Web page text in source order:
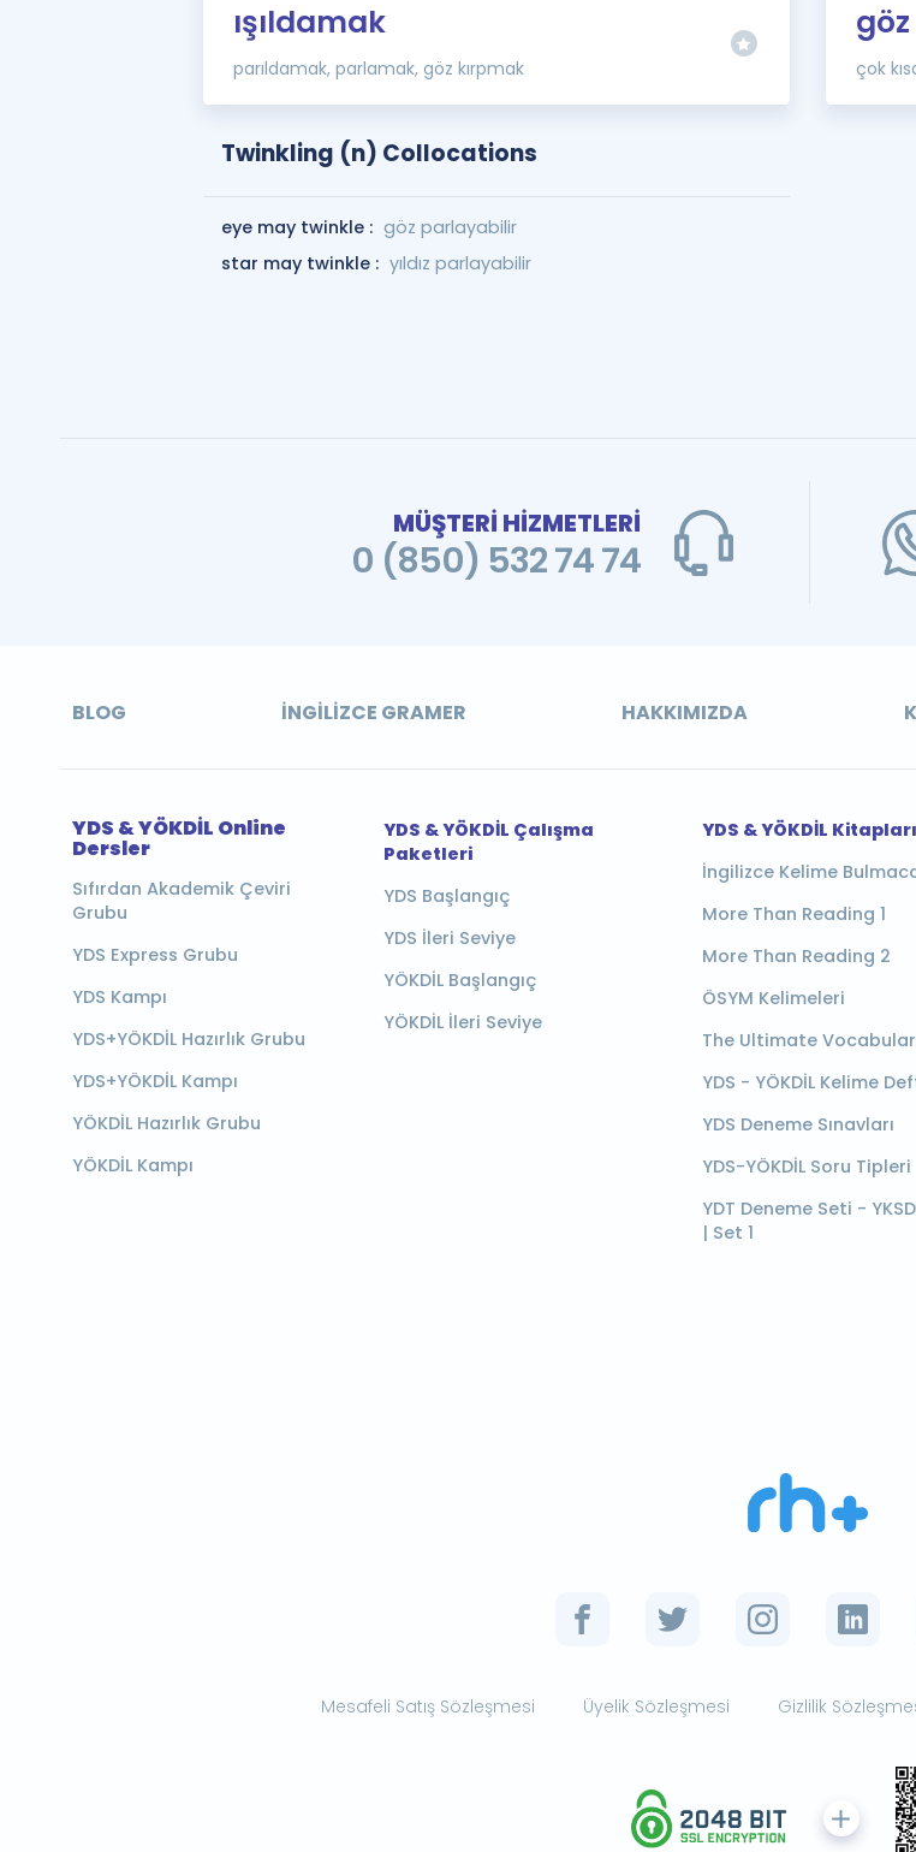
ışıldamak
parıldamak, parlamak, göz kırpmak
Twinkling (n) Collocations
eye may twinkle : göz parlayabilir
star may twinkle : yıldız parlayabilir
çok
MÜŞTERİ HİZMETLERİ
0 (850) 532 74 74
BLOG İNGILIZCE GRAMER HAKKIMIZDA
YDS & YÖKDİL Online
Dersler
Sıfırdan Akademik Çeviri
Grubu
YDS Express Grubu
YDS Kampı
YDS+YÖKDİL Hazırlık Grubu
YDS+YÖKDİL Kampı
YÖKDİL Hazırlık Grubu
YÖKDİL Kampı
YDS & YÖKDİL Çalışma
Paketleri
YDS Başlangıç
YDS İleri Seviye
YÖKDİL Başlangıç
YÖKDİL İleri Seviye
YDS & YÖKDİL Kitapları
İngilizce Kelime
More Than Reading 1
More Than Reading 2
ÖSYM Kelimeleri
The Ultimate
YDS - YÖKDİL Kelime
YDS Deneme Sınavları
YDS-YÖKDİL Soru Tipleri
YDT Deneme Seti -
| Set 1
Mesafeli Satış Sözleşmesi Üyelik Sözleşmesi Gizlilik